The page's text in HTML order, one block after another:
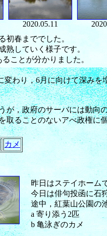
2020.05.11
初春まででした。
熟していく様子です。
ことが分かりました。
わり，6月に向けて深みを
が，政府のサーバには動向
取ることのないアべ政権に
カメ
昨日はステイホーム
今日は俳句投函に石
途中，紅葉山公園の
a 寄り添う2匹
b 亀泳ぎのカメ